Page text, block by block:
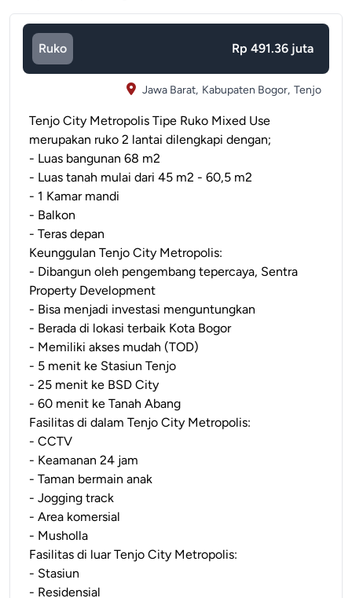
Ruko Rp 491.36 juta
Jawa Barat, Kabupaten Bogor, Tenjo
Tenjo City Metropolis Tipe Ruko Mixed Use
merupakan ruko 2 lantai dilengkapi dengan;
- Luas bangunan 68 m2
- Luas tanah mulai dari 45 m2 - 60,5 m2
- 1 Kamar mandi
- Balkon
- Teras depan
Keunggulan Tenjo City Metropolis:
- Dibangun oleh pengembang tepercaya, Sentra
Property Development
- Bisa menjadi investasi menguntungkan
- Berada di lokasi terbaik Kota Bogor
- Memiliki akses mudah (TOD)
- 5 menit ke Stasiun Tenjo
- 25 menit ke BSD City
- 60 menit ke Tanah Abang
Fasilitas di dalam Tenjo City Metropolis:
- CCTV
- Keamanan 24 jam
- Taman bermain anak
- Jogging track
- Area komersial
- Musholla
Fasilitas di luar Tenjo City Metropolis:
- Stasiun
- Residensial